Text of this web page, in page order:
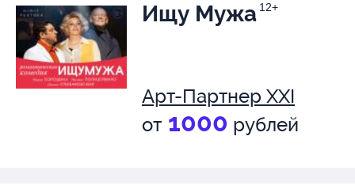
Ищу Мужа 12+
Арт-Партнер XXI
от 1000 рублей